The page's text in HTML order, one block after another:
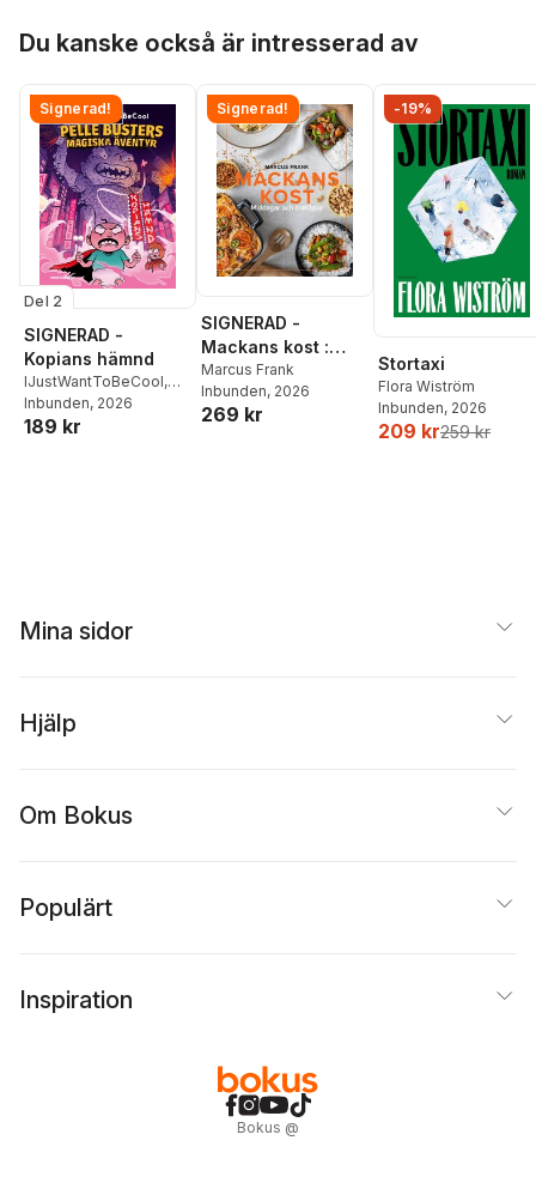
Du kanske också är intresserad av
Signerad!
Del 2
SIGNERAD -
Kopians hämnd
IJustWantToBeCool,
Joel Adolphson
Ejdemo Beer
Inbunden, 2026
189 kr
Signerad!
SIGNERAD -
Mackans kost :
Middagar och
matlådor
Marcus Frank
Inbunden, 2026
269 kr
-19%
Stortaxi
Flora Wiström
Inbunden, 2026
209 kr259 kr
Mina sidor
Hjälp
Om Bokus
Populärt
Inspiration
Bokus @